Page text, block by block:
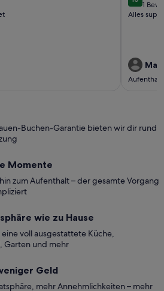
10 von
1
(1
Alles super
Buchen-Garantie bieten wir dir rund
Momente
zum Aufenthalt – der gesamte Vorgang
wie zu Hause
voll ausgestattete Küche,
Garten und mehr
Geld
mehr Annehmlichkeiten – mehr